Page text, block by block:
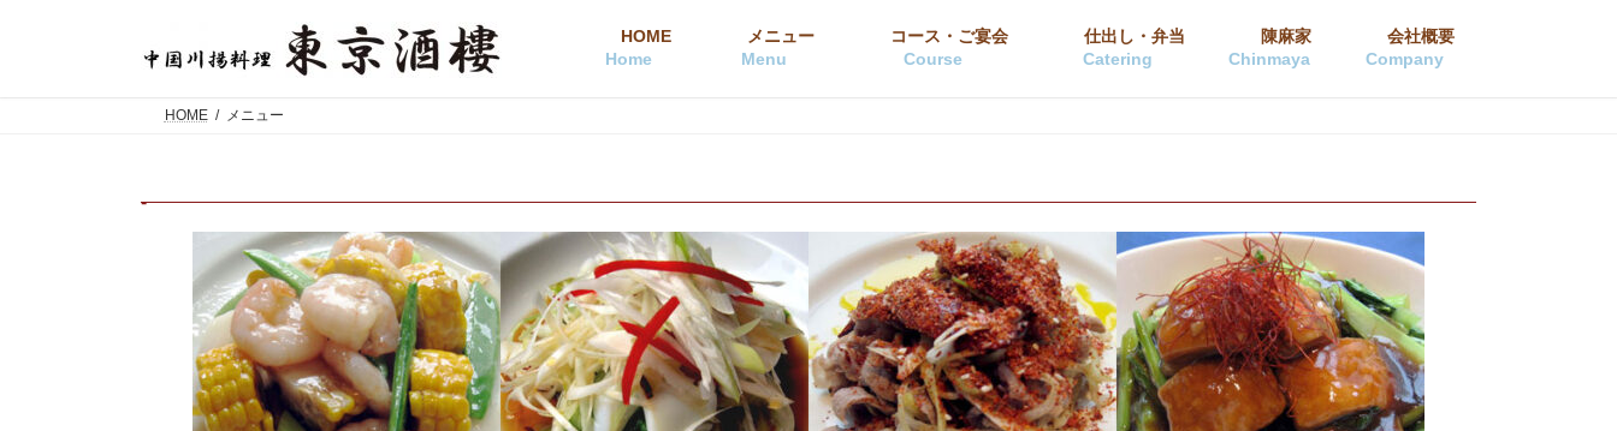
HOME
Home
メニュー
Menu
コース・ご宴会
Course
仕出し・弁当
Catering
陳麻家
Chinmaya
会社概要
Company
HOME メニュー
-